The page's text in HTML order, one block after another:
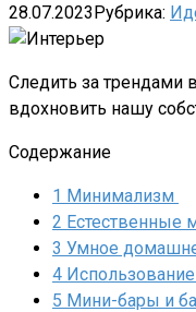
28.07.2023Рубрика:
Следить за трендами
вдохновить нашу
Содержание
1 Минимализм
2 Естественные
3 Умное
4
5 Мини-бары и